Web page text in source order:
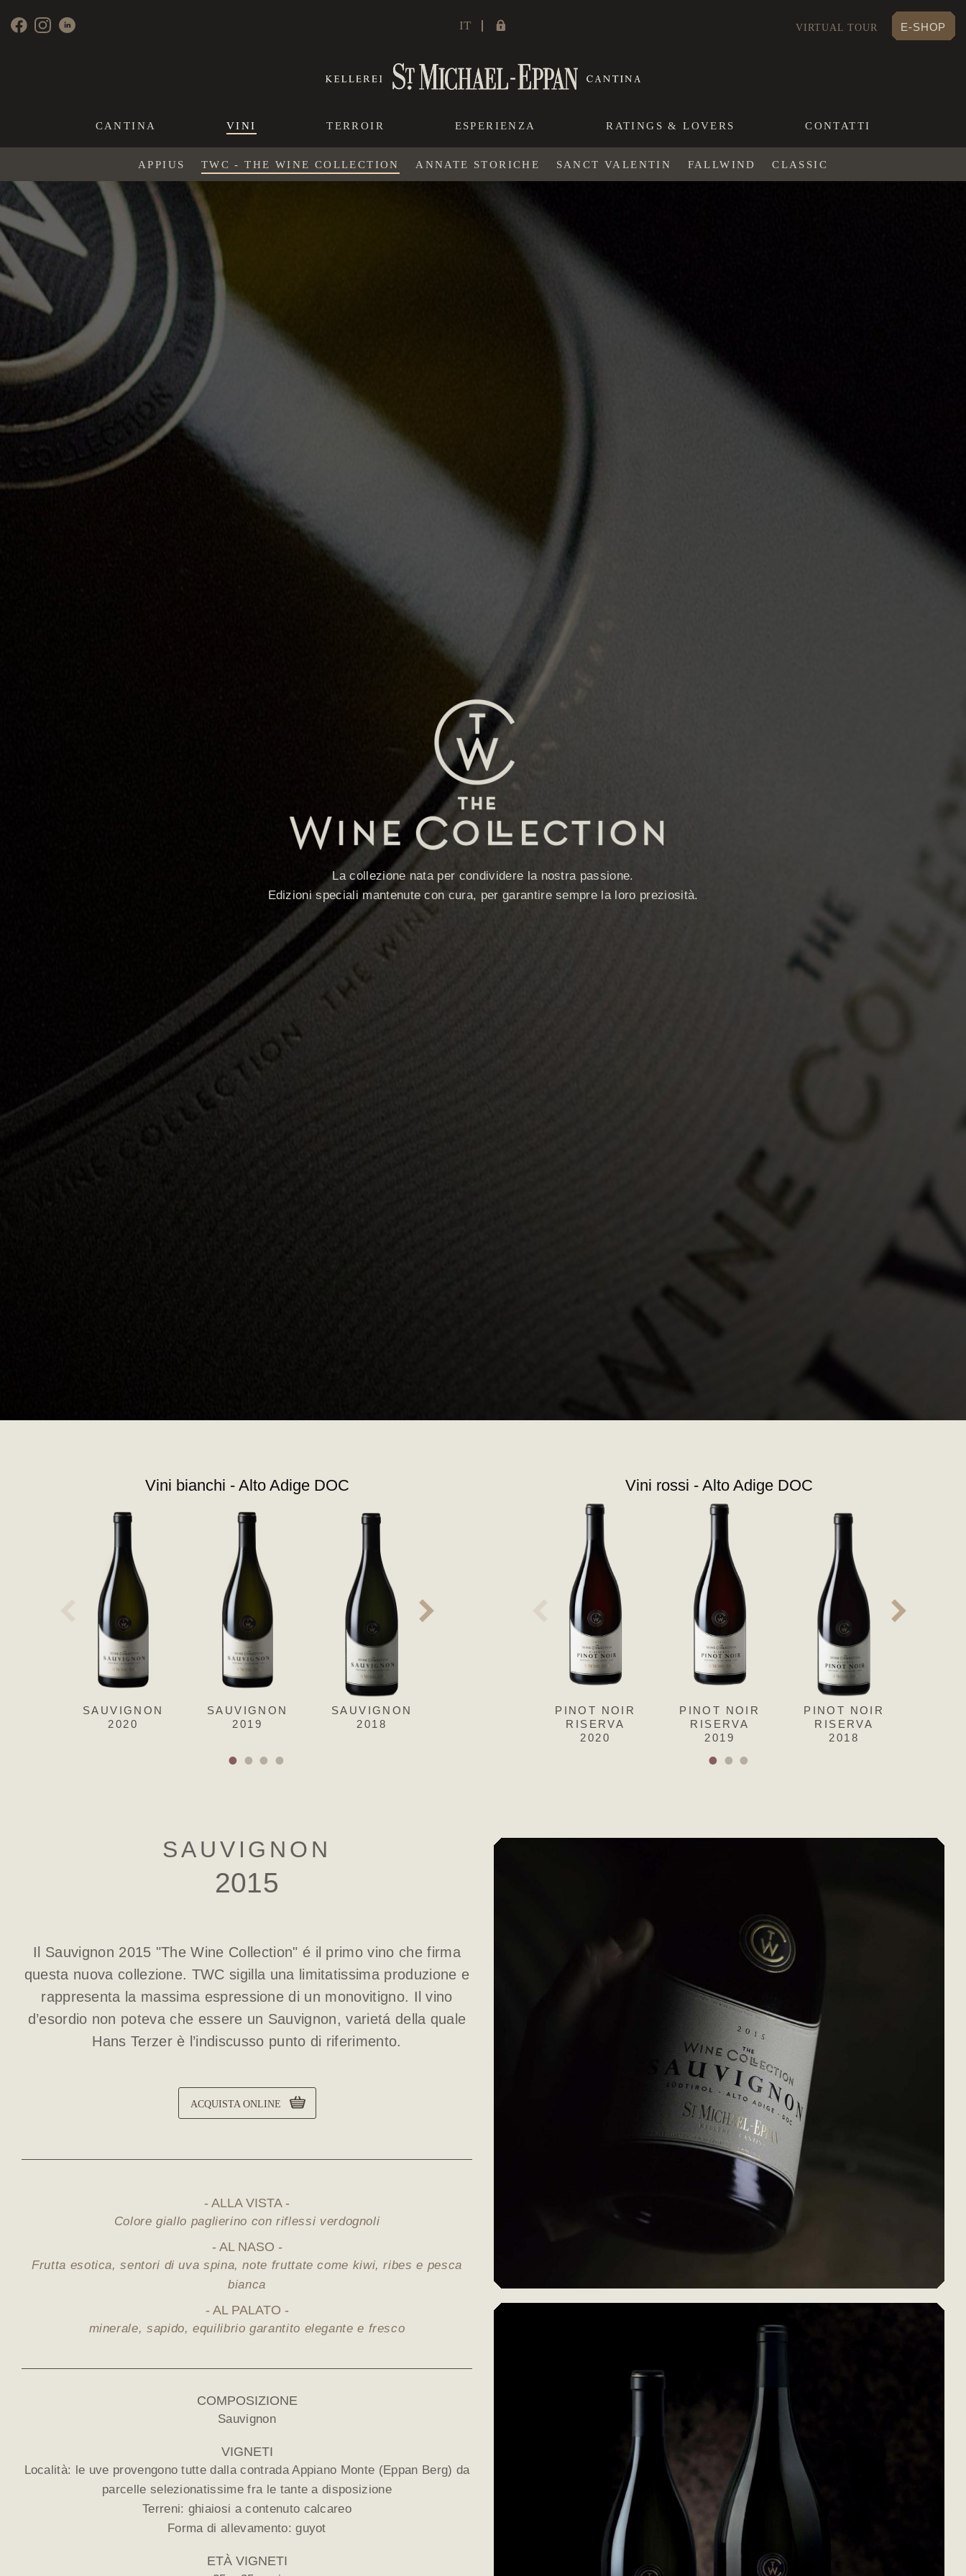
IT VIRTUAL TOUR E-SHOP
CANTINA VINI TERROIR ESPERIENZA RATINGS & LOVERS CONTATTI
APPIUS TWC - THE WINE COLLECTION ANNATE STORICHE SANCT VALENTIN FALLWIND CLASSIC
La collezione nata per condividere la nostra passione.
Edizioni speciali mantenute con cura, per garantire sempre la loro preziosità.
Vini bianchi - Alto Adige DOC
SAUVIGNON
2020
SAUVIGNON
2019
SAUVIGNON
2018
SAUVIGNON
2016
SAUVIGNON
2015
Vini rossi - Alto Adige DOC
PINOT NOIR
RISERVA
2020
PINOT NOIR
RISERVA
2019
PINOT NOIR
RISERVA
2018
SAUVIGNON
2015
Il Sauvignon 2015 "The Wine Collection" é il primo vino che firma
questa nuova collezione. TWC sigilla una limitatissima produzione e
rappresenta la massima espressione di un monovitigno. Il vino
d’esordio non poteva che essere un Sauvignon, varietá della quale
Hans Terzer è l’indiscusso punto di riferimento.
ACQUISTA ONLINE
ALLA VISTA
Colore giallo paglierino con riflessi verdognoli
AL NASO
Frutta esotica, sentori di uva spina, note fruttate come kiwi, ribes e pesca
bianca
AL PALATO
minerale, sapido, equilibrio garantito elegante e fresco
COMPOSIZIONE
Sauvignon
VIGNETI
Località: le uve provengono tutte dalla contrada Appiano Monte (Eppan Berg) da
parcelle selezionatissime fra le tante a disposizione
Terreni: ghiaiosi a contenuto calcareo
Forma di allevamento: guyot
ETÀ VIGNETI